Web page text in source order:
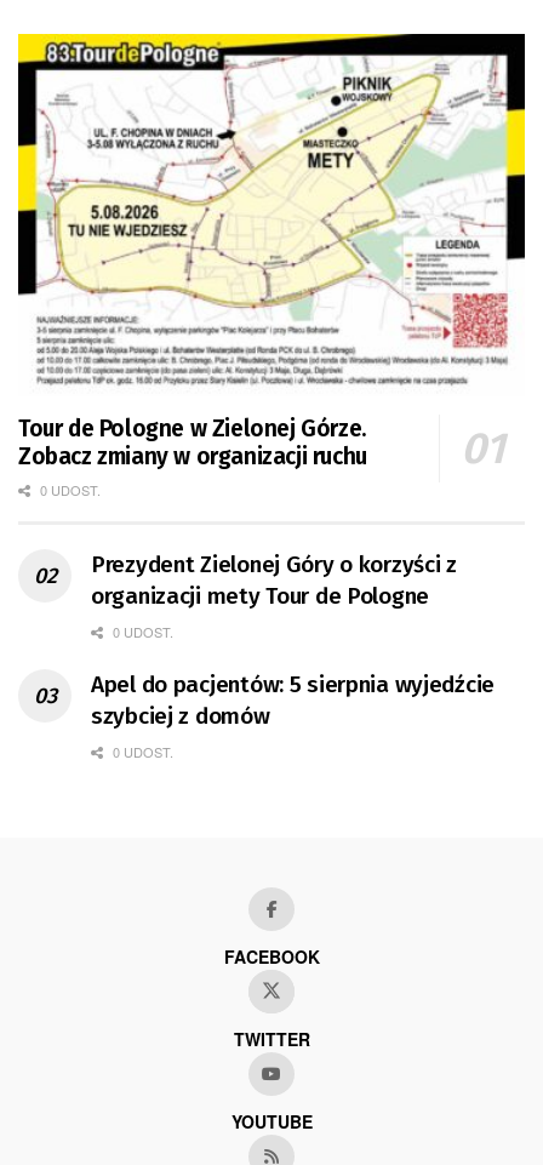
Tour de Pologne w Zielonej Górze.
Zobacz zmiany w organizacji ruchu
0 UDOST.
Prezydent Zielonej Góry o korzyści z
organizacji mety Tour de Pologne
0 UDOST.
Apel do pacjentów: 5 sierpnia wyjedźcie
szybciej z domów
0 UDOST.
FACEBOOK
TWITTER
YOUTUBE